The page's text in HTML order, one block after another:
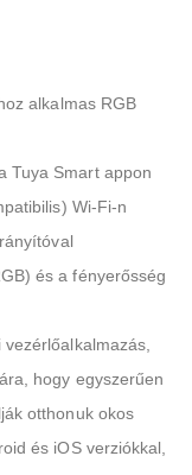
alkalmas RGB
Tuya Smart appon
Wi-Fi-n
és a fényerősség
hogy egyszerűen
otthonuk okos
és iOS verziókkal,